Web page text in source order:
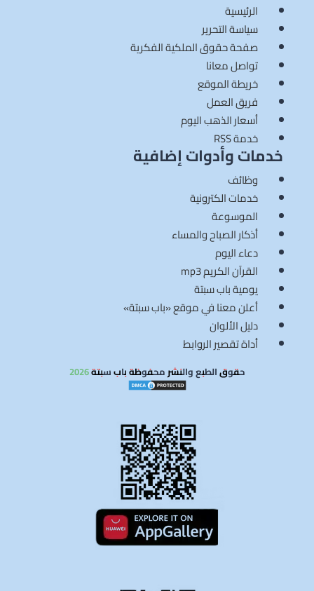
الرئيسية
سياسة التحرير
صفحة حقوق الملكية الفكرية
تواصل معانا
خريطة الموقع
فريق العمل
أسعار الذهب اليوم
خدمة RSS
خدمات وأدوات إضافية
وظائف
خدمات الكترونية
الموسوعة
أذكار الصباح والمساء
دعاء اليوم
القرآن الكريم mp3
يومية باب سبتة
أعلن معنا في موقع «باب سبتة»
دليل الألوان
أداة تقصير الروابط
حقوق الطبع والنشر محفوظة باب سبتة 2026